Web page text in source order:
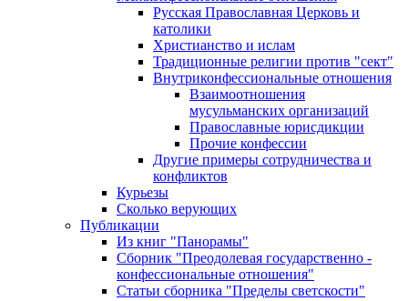
Русская Православная Церковь и
католики
Христианство и ислам
Традиционные религии против "сект"
Внутриконфессиональные отношения
Взаимоотношения
мусульманских организаций
Православные юрисдикции
Прочие конфессии
Другие примеры сотрудничества и
конфликтов
Курьезы
Сколько верующих
Публикации
Из книг "Панорамы"
Сборник "Преодолевая государственно -
конфессиональные отношения"
Статьи сборника "Пределы светскости"